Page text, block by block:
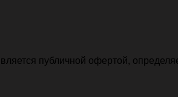
публичной офертой,